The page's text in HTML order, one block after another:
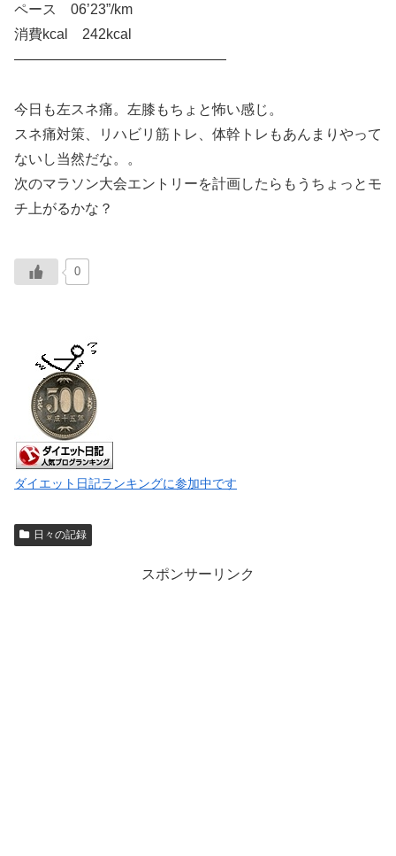
ペース 06’23”/km
消費kcal 242kcal
———————————————
今日も左スネ痛。左膝もちょと怖い感じ。
スネ痛対策、リハビリ筋トレ、体幹トレもあんまりやって
ないし当然だな。。
次のマラソン大会エントリーを計画したらもうちょっとモ
チ上がるかな？
0
ダイエット日記ランキングに参加中です
日々の記録
スポンサーリンク